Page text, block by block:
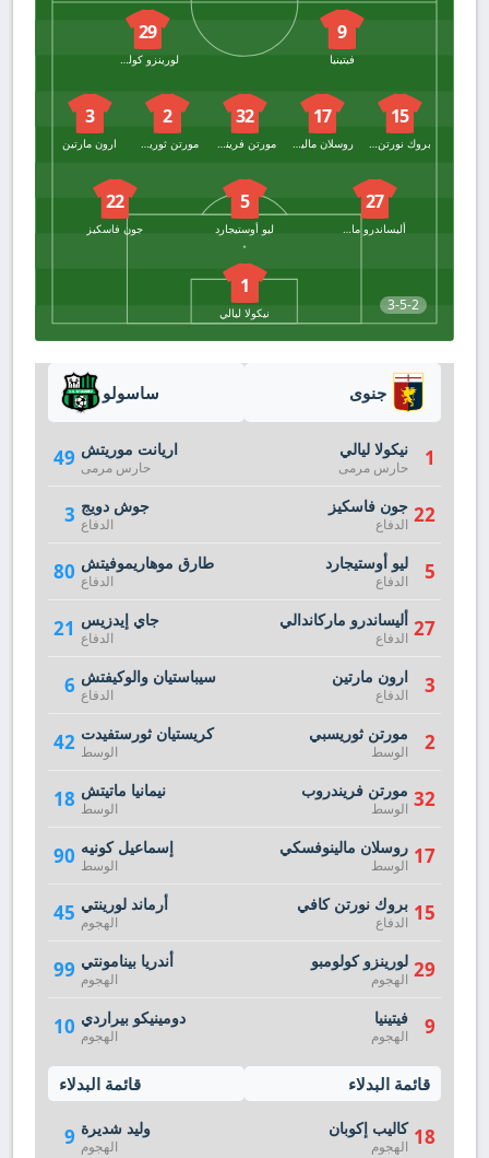
3-5-2
9
فيتينيا
29
لورينزو كولومبو
15
بروك نورتن كافي
17
روسلان مالينوفسكي
32
مورتن فريندروب
2
مورتن ثوريسبي
3
ارون مارتين
27
5
ليو أوستيجارد
22
جون فاسكيز
1
نيكولا ليالي
ساسولو
49 اريانت موريتش
حارس مرمى
3 جوش دويج
الدفاع
80 طارق موهاريموفيتش
الدفاع
21 جاي إيدزيس
الدفاع
6 سيباستيان والوكيفتش
الدفاع
42 كريستيان ثورستفيدت
الوسط
18 نيمانيا ماتيتش
الوسط
90 إسماعيل كونيه
الوسط
45 أرماند لورينتي
الهجوم
99 أندريا بينامونتي
الهجوم
10 دومينيكو بيراردي
الهجوم
قائمة البدلاء
9 وليد شديرة
الهجوم
جنوى
1 نيكولا ليالي
حارس مرمى
22 جون فاسكيز
الدفاع
5 ليو أوستيجارد
الدفاع
27 أليساندرو ماركاندالي
الدفاع
3 ارون مارتين
الدفاع
2 مورتن ثوريسبي
الوسط
32 مورتن فريندروب
الوسط
17 روسلان مالينوفسكي
الوسط
15 بروك نورتن كافي
الدفاع
29 لورينزو كولومبو
الهجوم
9 فيتينيا
الهجوم
قائمة البدلاء
18 كاليب إكوبان
الهجوم